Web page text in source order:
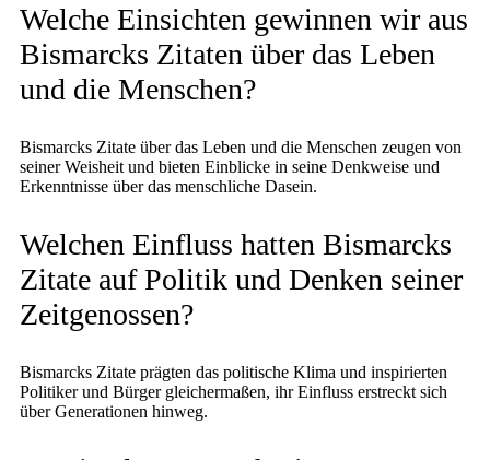
Welche Einsichten gewinnen wir aus
Bismarcks Zitaten über das Leben
und die Menschen?
Bismarcks Zitate über das Leben und die Menschen zeugen von
seiner Weisheit und bieten Einblicke in seine Denkweise und
Erkenntnisse über das menschliche Dasein.
Welchen Einfluss hatten Bismarcks
Zitate auf Politik und Denken seiner
Zeitgenossen?
Bismarcks Zitate prägten das politische Klima und inspirierten
Politiker und Bürger gleichermaßen, ihr Einfluss erstreckt sich
über Generationen hinweg.